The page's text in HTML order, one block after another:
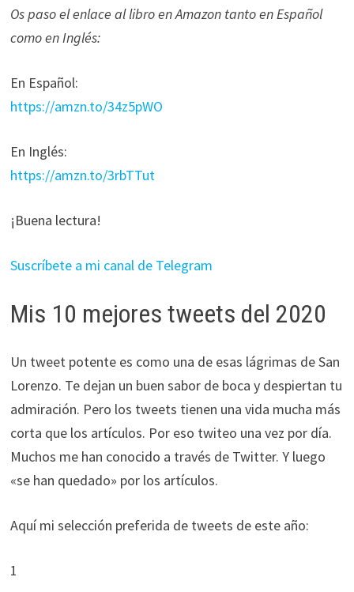
Os paso el enlace al libro en Amazon tanto en Español
como en Inglés:
En Español:
https://amzn.to/34z5pWO
En Inglés:
https://amzn.to/3rbTTut
¡Buena lectura!
Suscríbete a mi canal de Telegram
Mis 10 mejores tweets del 2020
Un tweet potente es como una de esas lágrimas de San
Lorenzo. Te dejan un buen sabor de boca y despiertan tu
admiración. Pero los tweets tienen una vida mucha más
corta que los artículos. Por eso twiteo una vez por día.
Muchos me han conocido a través de Twitter. Y luego
«se han quedado» por los artículos.
Aquí mi selección preferida de tweets de este año:
1